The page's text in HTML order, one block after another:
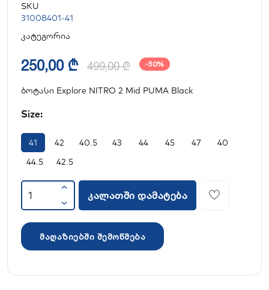
SKU
31008401-41
კატეგორია
250,00 ₾ 499,00 ₾ -50%
ბოტასი Explore NITRO 2 Mid PUMA Black
Size:
41 42 40.5 43 44 45 47
40
44.5
42.5
კალათში დამატება
მაღაზიებში შემოწმება